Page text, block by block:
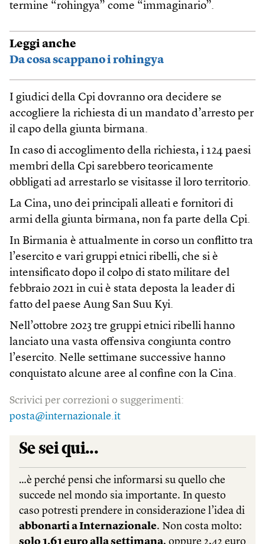
termine “rohingya” come “immaginario”.
Leggi anche
Da cosa scappano i rohingya
I giudici della Cpi dovranno ora decidere se
accogliere la richiesta di un mandato d’arresto per
il capo della giunta birmana.
In caso di accoglimento della richiesta, i 124 paesi
membri della Cpi sarebbero teoricamente
obbligati ad arrestarlo se visitasse il loro territorio.
La Cina, uno dei principali alleati e fornitori di
armi della giunta birmana, non fa parte della Cpi.
In Birmania è attualmente in corso un conflitto tra
l’esercito e vari gruppi etnici ribelli, che si è
intensificato dopo il colpo di stato militare del
febbraio 2021 in cui è stata deposta la leader di
fatto del paese Aung San Suu Kyi.
Nell’ottobre 2023 tre gruppi etnici ribelli hanno
lanciato una vasta offensiva congiunta contro
l’esercito. Nelle settimane successive hanno
conquistato alcune aree al confine con la Cina.
Scrivici per correzioni o suggerimenti:
posta@internazionale.it